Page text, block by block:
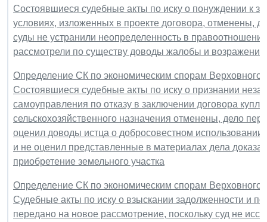
Состоявшиеся судебные акты по иску о понуждении к
условиях, изложенных в проекте договора, отменены,
суды не устранили неопределенность в
рассмотрели по существу доводы жалобы и
Определение СК по экономическим спорам Верховного
Состоявшиеся судебные акты по иску о признании
самоуправления по отказу в заключении договора
сельскохозяйственного назначения отменены, дело
оценил доводы истца о добросовестном использовании
и не оценил представленные в материалах дела
приобретение земельного участка
Определение СК по экономическим спорам
Судебные акты по иску о взыскании задолженности и
передано на новое рассмотрение, поскольку суд не